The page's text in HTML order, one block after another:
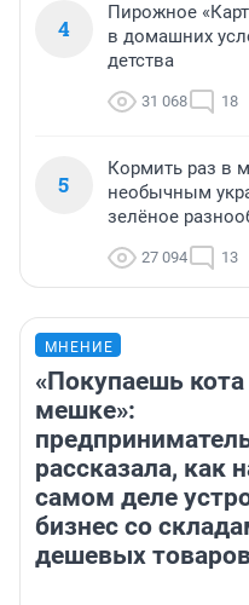
4
Пирожное
в домашних
детства
31 068 18
5
Кормить раз в
необычным
зелёное
27 094 13
МНЕНИЕ
«Покупаешь кота
мешке»:
рассказала, как
самом деле
бизнес со
дешевых